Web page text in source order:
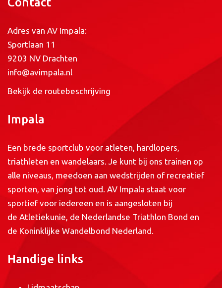
Adres van AV Impala:
Sportlaan 11
9203 NV Drachten
info@avimpala.nl
Bekijk de routebeschrijving
Impala
Een brede sportclub voor atleten, hardlopers,
triathleten en wandelaars. Je kunt bij ons trainen op
alle niveaus, meedoen aan wedstrijden of recreatief
sporten, van jong tot oud. AV Impala staat voor
sportief voor iedereen en is aangesloten bij
de Atletiekunie, de Nederlandse Triathlon Bond en
de Koninklijke Wandelbond Nederland.
Handige links